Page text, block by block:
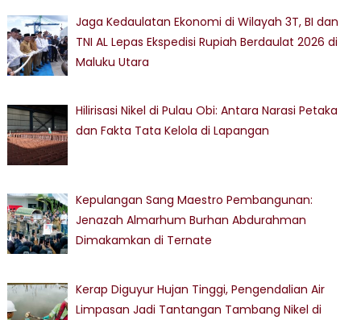
Jaga Kedaulatan Ekonomi di Wilayah 3T, BI dan
TNI AL Lepas Ekspedisi Rupiah Berdaulat 2026 di
Maluku Utara
Hilirisasi Nikel di Pulau Obi: Antara Narasi Petaka
dan Fakta Tata Kelola di Lapangan
Kepulangan Sang Maestro Pembangunan:
Jenazah Almarhum Burhan Abdurahman
Dimakamkan di Ternate
Kerap Diguyur Hujan Tinggi, Pengendalian Air
Limpasan Jadi Tantangan Tambang Nikel di